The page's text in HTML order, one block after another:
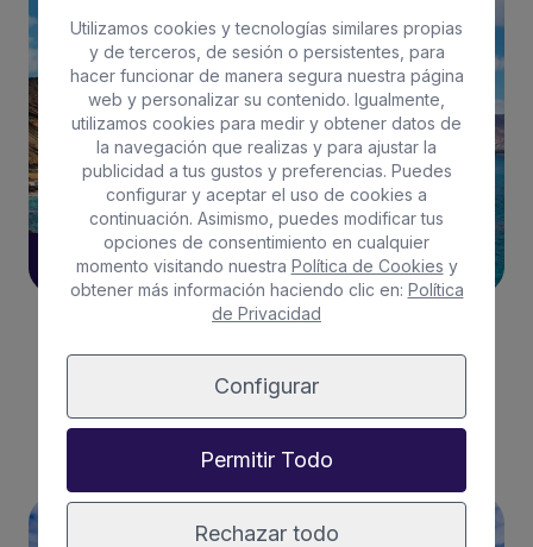
13/05/2024
Leer más
Utilizamos cookies y tecnologías similares propias
y de terceros, de sesión o persistentes, para
hacer funcionar de manera segura nuestra página
web y personalizar su contenido. Igualmente,
utilizamos cookies para medir y obtener datos de
la navegación que realizas y para ajustar la
publicidad a tus gustos y preferencias. Puedes
configurar y aceptar el uso de cookies a
continuación. Asimismo, puedes modificar tus
opciones de consentimiento en cualquier
momento visitando nuestra Política de Cookies y
obtener más información haciendo clic en: Política
de Privacidad
Configurar
Permitir Todo
Rechazar todo